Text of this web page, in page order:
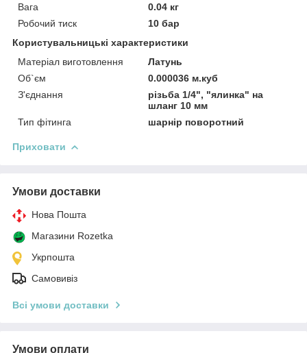
Вага
0.04 кг
Робочий тиск
10 бар
Користувальницькі характеристики
Матеріал виготовлення
Латунь
Об`єм
0.000036 м.куб
З'єднання
різьба 1/4", "ялинка" на
шланг 10 мм
Тип фітинга
шарнір поворотний
Приховати
Умови доставки
Нова Пошта
Магазини Rozetka
Укрпошта
Самовивіз
Всі умови доставки
Умови оплати